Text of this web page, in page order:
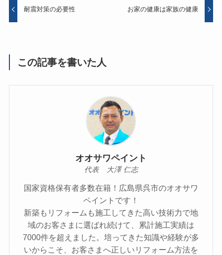
耐震対策の必要性 お家の健康は家族の健康
この記事を書いた人
オオサワペイント
代表 大澤 仁志
国家資格保有者多数在籍！広島県呉市のオオサワ
ペイントです！
新築もリフォームも施工してきた高い技術力で地
域のお客さまに選ばれ続けて、累計施工実績は
7000件を超えました。培ってきた知識や経験が多
いからこそ、お客さまへ正しいリフォーム方法を